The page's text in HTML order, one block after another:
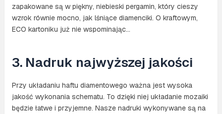
zapakowane są w piękny, niebieski pergamin, który cieszy
wzrok równie mocno, jak lśniące diamenciki. O kraftowym,
ECO kartoniku już nie wspominając…
3. Nadruk najwyższej jakości
Przy układaniu haftu diamentowego ważna jest wysoka
jakość wykonania schematu. To dzięki niej układanie mozaiki
będzie łatwe i przyjemne. Nasze nadruki wykonywane są na